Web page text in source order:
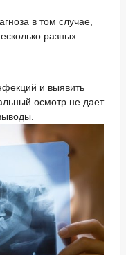
в том случае,
разных
и выявить
осмотр не дает